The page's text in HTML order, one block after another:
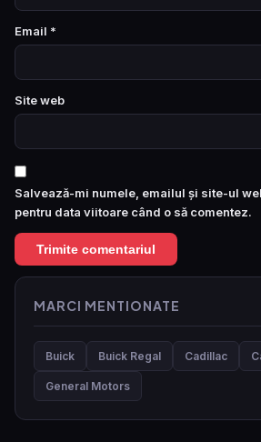
Email *
Site web
Salvează-mi numele, emailul și site-ul
pentru data viitoare când o să comentez.
MARCI MENTIONATE
Buick Buick Regal Cadillac
General Motors